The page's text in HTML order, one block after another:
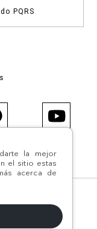
la mejor
el sitio estas
acerca de
PQRS